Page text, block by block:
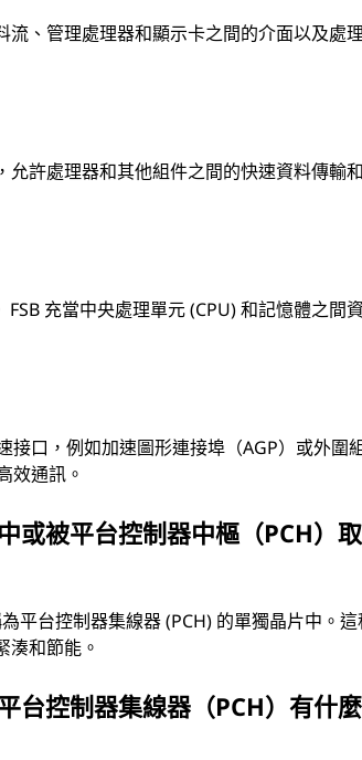
、管理處理器和顯示卡之間的介面以及處理
允許處理器和其他組件之間的快速資料傳輸和
充當中央處理單元 (CPU) 和記憶體之間資
接口，例如加速圖形連接埠（AGP）或外圍
效通訊。
或被平台控制器中樞（PCH）取
平台控制器集線器 (PCH) 的單獨晶片中。這
湊和節能。
台控制器集線器（PCH）有什麼